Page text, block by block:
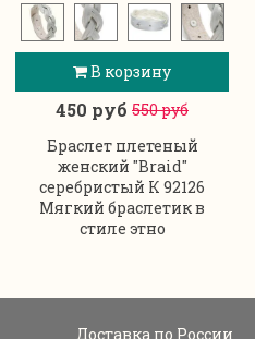
В корзину
450 руб 550 руб
Браслет плетеный
женский "Braid"
серебристый К 92126
Мягкий браслетик в
стиле этно
Доставка по России